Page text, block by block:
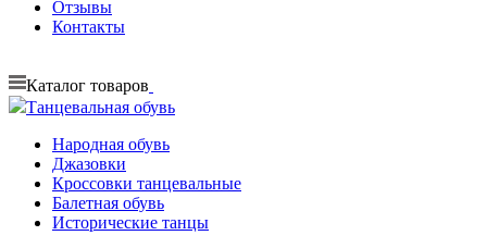
Отзывы
Контакты
Каталог товаров
Танцевальная обувь
Народная обувь
Джазовки
Кроссовки танцевальные
Балетная обувь
Исторические танцы